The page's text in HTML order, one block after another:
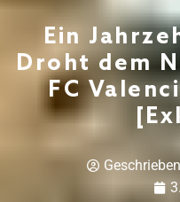
Ein
Droht dem
FC